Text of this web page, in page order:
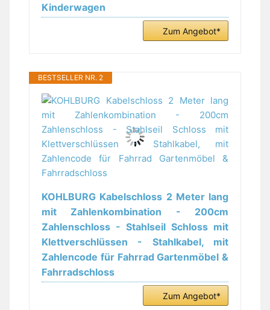
Kinderwagen
Zum Angebot*
BESTSELLER NR. 2
KOHLBURG Kabelschloss 2 Meter lang
mit Zahlenkombination - 200cm
Zahlenschloss - Stahlseil Schloss mit
Klettverschlüssen - Stahlkabel, mit
Zahlencode für Fahrrad Gartenmöbel &
Fahrradschloss
Zum Angebot*